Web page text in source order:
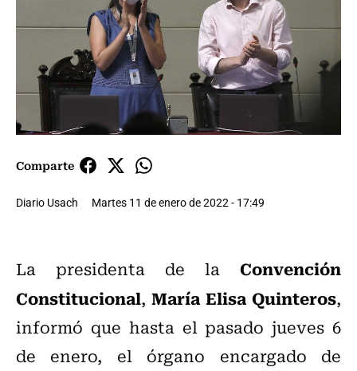
Comparte
Diario Usach Martes 11 de enero de 2022 - 17:49
La presidenta de la Convención
Constitucional, María Elisa Quinteros,
informó que hasta el pasado jueves 6
de enero, el órgano encargado de